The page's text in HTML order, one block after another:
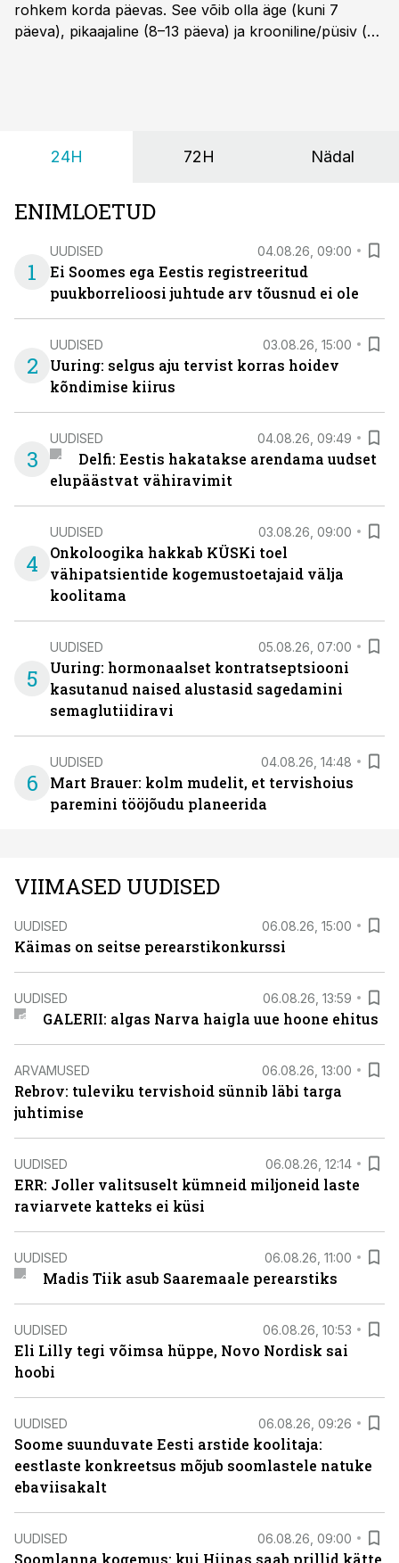
rohkem korda päevas. See võib olla äge (kuni 7
päeva), pikaajaline (8–13 päeva) ja krooniline/püsiv (>
24H 72H Nädal
ENIMLOETUD
1
UUDISED 04.08.26, 09:00
Ei Soomes ega Eestis registreeritud
puukborrelioosi juhtude arv tõusnud ei ole
2
UUDISED 03.08.26, 15:00
Uuring: selgus aju tervist korras hoidev
kõndimise kiirus
3
UUDISED 04.08.26, 09:49
Delfi: Eestis hakatakse arendama uudset
elupäästvat vähiravimit
4
UUDISED 03.08.26, 09:00
Onkoloogika hakkab KÜSKi toel
vähipatsientide kogemustoetajaid välja
koolitama
5
UUDISED 05.08.26, 07:00
Uuring: hormonaalset kontratseptsiooni
kasutanud naised alustasid sagedamini
semaglutiidiravi
6
UUDISED 04.08.26, 14:48
Mart Brauer: kolm mudelit, et tervishoius
paremini tööjõudu planeerida
VIIMASED UUDISED
UUDISED 06.08.26, 15:00
Käimas on seitse perearstikonkurssi
UUDISED 06.08.26, 13:59
GALERII: algas Narva haigla uue hoone ehitus
ARVAMUSED 06.08.26, 13:00
Rebrov: tuleviku tervishoid sünnib läbi targa
juhtimise
UUDISED 06.08.26, 12:14
ERR: Joller valitsuselt kümneid miljoneid laste
raviarvete katteks ei küsi
UUDISED 06.08.26, 11:00
Madis Tiik asub Saaremaale perearstiks
UUDISED 06.08.26, 10:53
Eli Lilly tegi võimsa hüppe, Novo Nordisk sai
hoobi
UUDISED 06.08.26, 09:26
Soome suunduvate Eesti arstide koolitaja:
eestlaste konkreetsus mõjub soomlastele natuke
ebaviisakalt
UUDISED 06.08.26, 09:00
Soomlanna kogemus: kui Hiinas saab prillid kätte